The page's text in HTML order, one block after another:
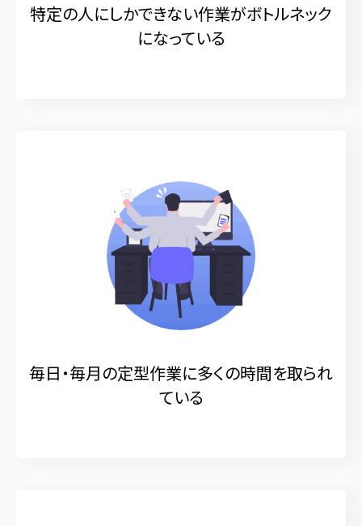
特定の人にしかできない作業がボトルネック
になっている
毎日・毎月の定型作業に多くの時間を取られ
ている